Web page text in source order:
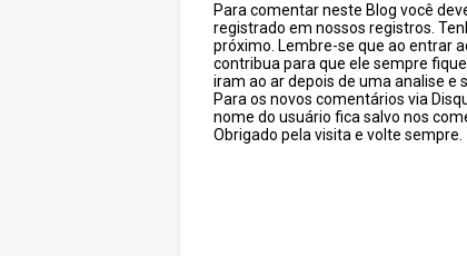
Para comentar neste Blog você
registrado em nossos registros.
próximo. Lembre-se que ao entrar
contribua para que ele sempre
iram ao ar depois de uma analise e
Para os novos comentários via
nome do usuário fica salvo nos
Obrigado pela visita e volte sempre.